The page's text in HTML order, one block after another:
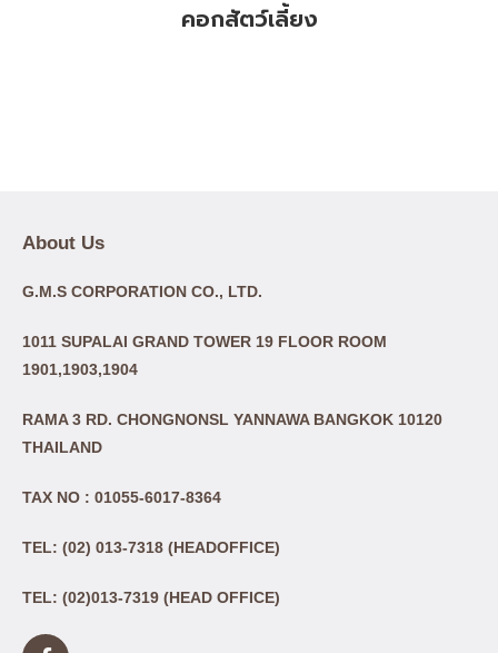
คอกสัตว์เลี้ยง
About Us
G.M.S CORPORATION CO., LTD.
1011 SUPALAI GRAND TOWER 19 FLOOR ROOM
1901,1903,1904
RAMA 3 RD. CHONGNONSL YANNAWA BANGKOK 10120
THAILAND
TAX NO : 01055-6017-8364
TEL: (02) 013-7318 (HEADOFFICE)
TEL: (02)013-7319 (HEAD OFFICE)